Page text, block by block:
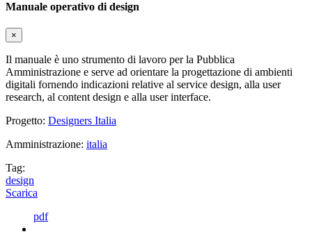
Manuale operativo di design
×
Il manuale è uno strumento di lavoro per la Pubblica
Amministrazione e serve ad orientare la progettazione di ambienti
digitali fornendo indicazioni relative al service design, alla user
research, al content design e alla user interface.
Progetto: Designers Italia
Amministrazione: italia
Tag:
design
Scarica
pdf